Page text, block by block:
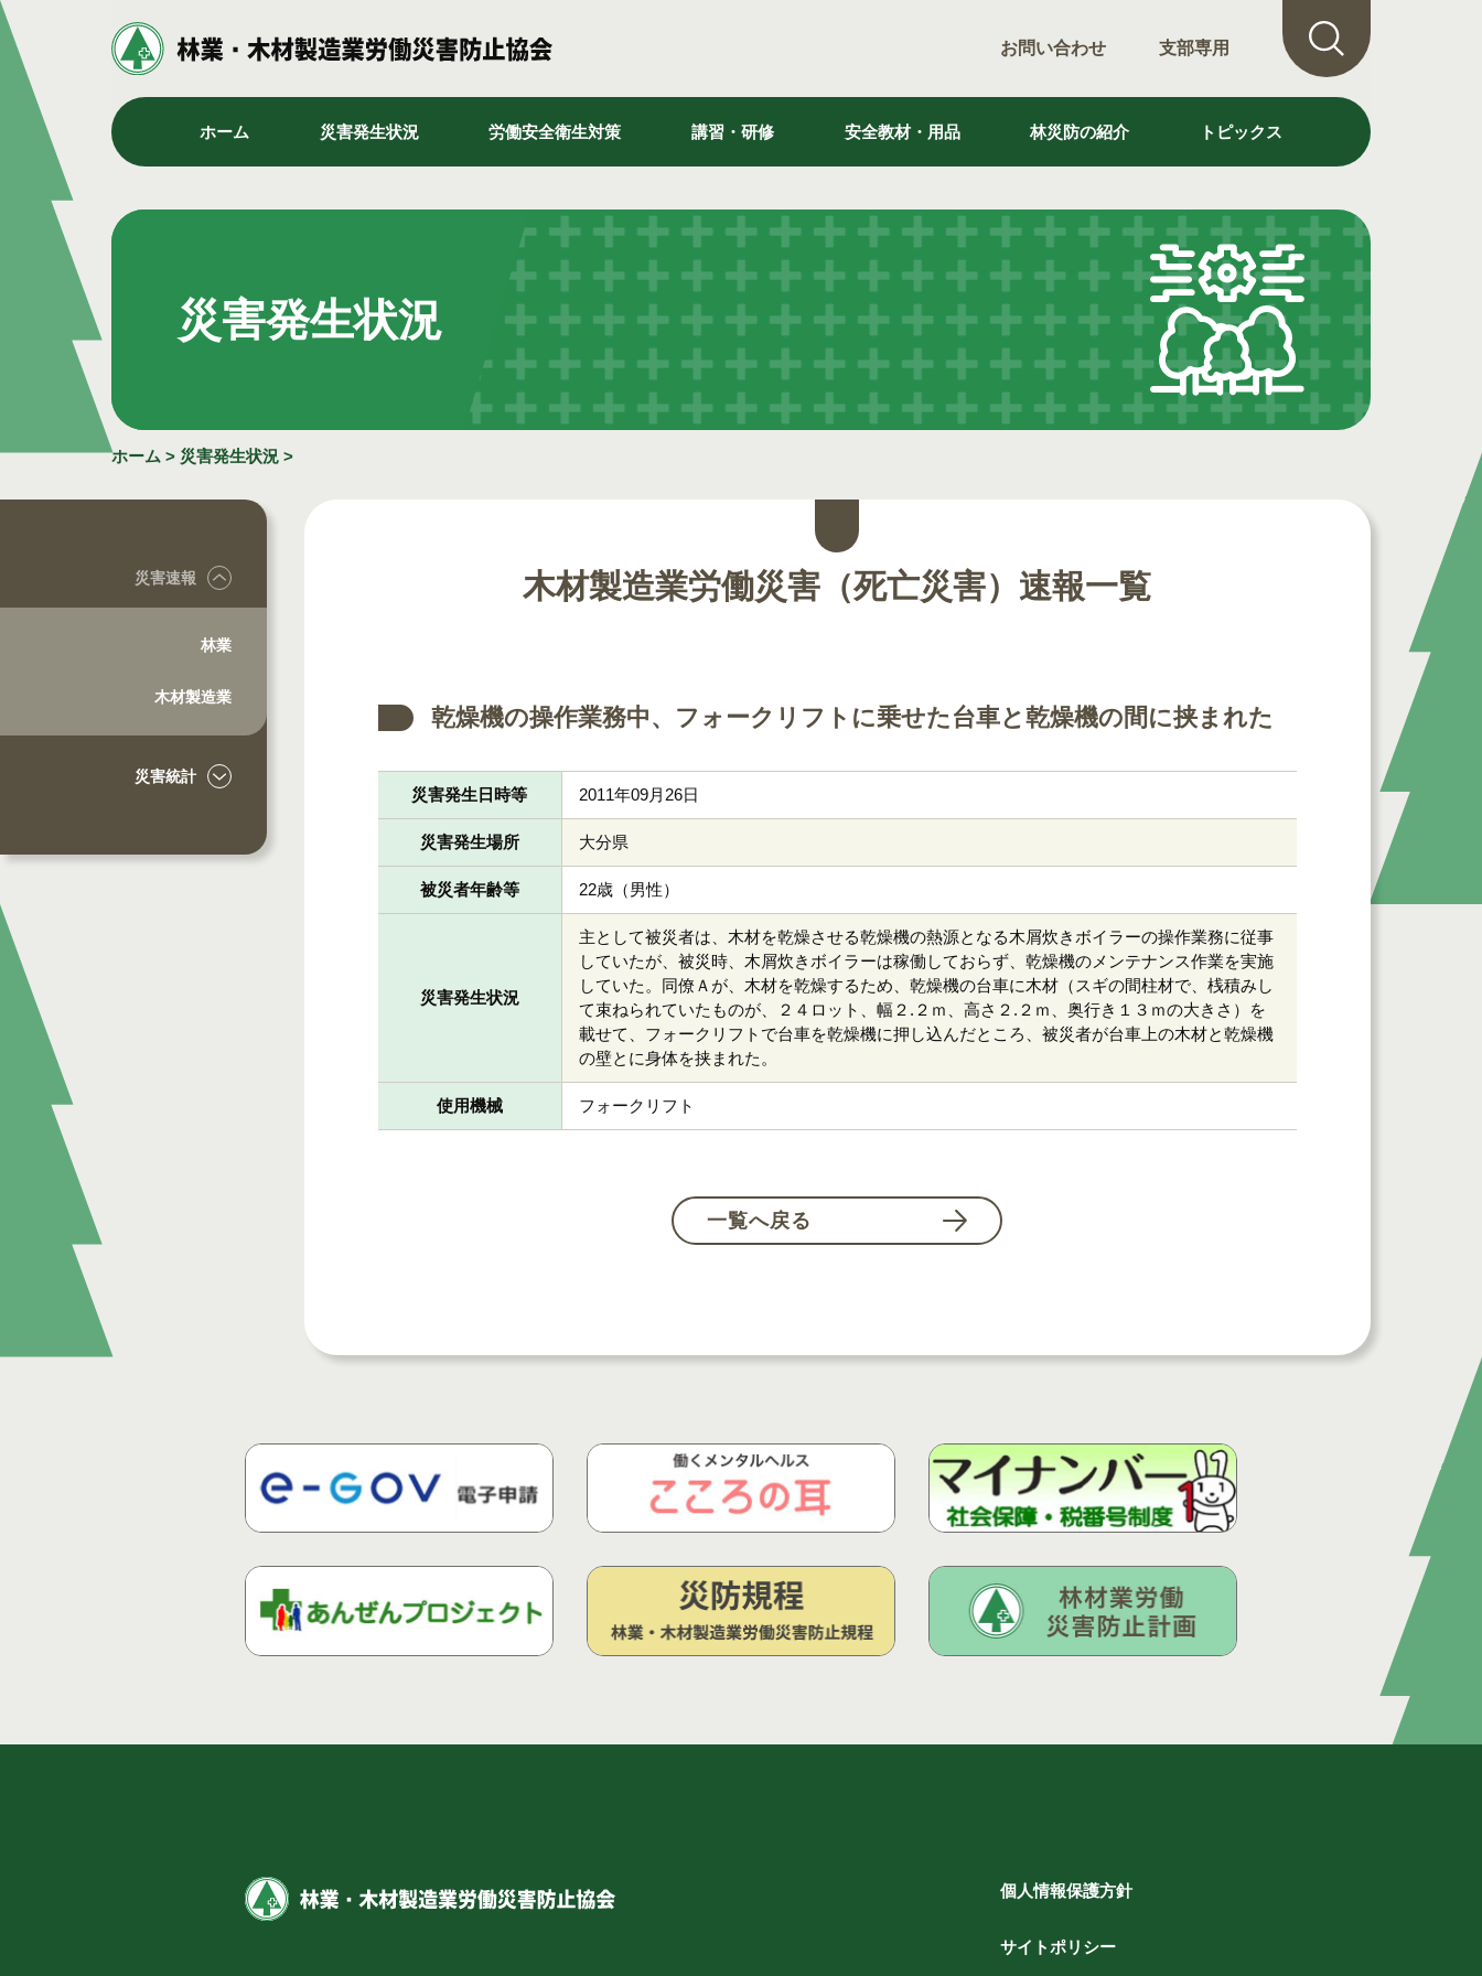
お問い合わせ 支部専用
ホーム 災害発生状況 労働安全衛生対策 講習・研修 安全教材・用品 林災防の紹介 トピックス
災害発生状況
ホーム > 災害発生状況>
災害速報
林業
木材製造業
災害統計
木材製造業労働災害（死亡災害）速報一覧
乾燥機の操作業務中、フォークリフトに乗せた台車と乾燥機の間に挟まれた
災害発生日時等 2011年09月26日
災害発生場所 大分県
被災者年齢等 22歳（男性）
災害発生状況
主として被災者は、木材を乾燥させる乾燥機の熱源となる木屑炊きボイラーの操作業務に従事
していたが、被災時、木屑炊きボイラーは稼働しておらず、乾燥機のメンテナンス作業を実施
していた。同僚Ａが、木材を乾燥するため、乾燥機の台車に木材（スギの間柱材で、桟積みし
て束ねられていたものが、２４ロット、幅２.２ｍ、高さ２.２ｍ、奥行き１３ｍの大きさ）を
載せて、フォークリフトで台車を乾燥機に押し込んだところ、被災者が台車上の木材と乾燥機
の壁とに身体を挟まれた。
使用機械 フォークリフト
一覧へ戻る
個人情報保護方針
サイトポリシー